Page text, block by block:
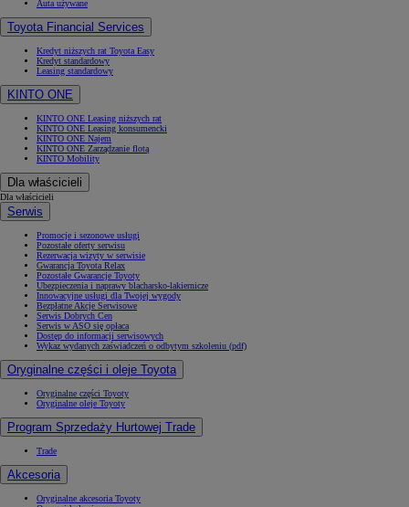
Auta używane
Toyota Financial Services
Kredyt niższych rat Toyota Easy
Kredyt standardowy
Leasing standardowy
KINTO ONE
KINTO ONE Leasing niższych rat
KINTO ONE Leasing konsumencki
KINTO ONE Najem
KINTO ONE Zarządzanie flotą
KINTO Mobility
Dla właścicieli
Dla właścicieli
Serwis
Promocje i sezonowe usługi
Pozostałe oferty serwisu
Rezerwacja wizyty w serwisie
Gwarancja Toyota Relax
Pozostałe Gwarancje Toyoty
Ubezpieczenia i naprawy blacharsko-lakiernicze
Innowacyjne usługi dla Twojej wygody
Bezpłatne Akcje Serwisowe
Serwis Dobrych Cen
Serwis w ASO się opłaca
Dostęp do informacji serwisowych
Wykaz wydanych zaświadczeń o odbytym szkoleniu (pdf)
Oryginalne części i oleje Toyota
Oryginalne części Toyoty
Oryginalne oleje Toyoty
Program Sprzedaży Hurtowej Trade
Trade
Akcesoria
Oryginalne akcesoria Toyoty